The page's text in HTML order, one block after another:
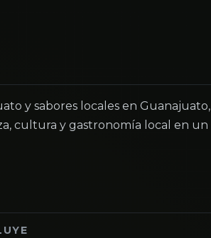
y sabores locales en Guanajuato,
cultura y gastronomía local en un